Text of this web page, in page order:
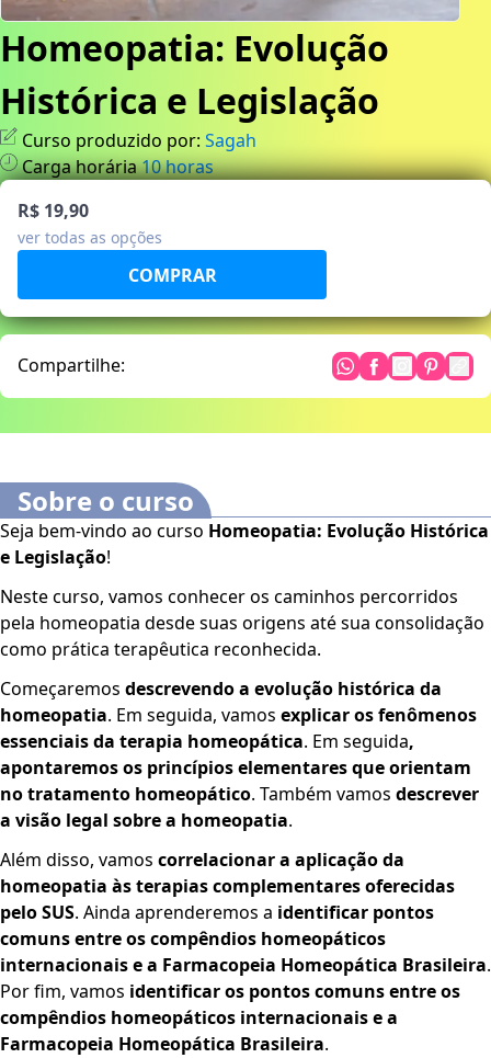
Homeopatia: Evolução
Histórica e Legislação
Curso produzido por: Sagah
Carga horária10horas
R$ 19,90
ver todas as opções
Compartilhe:
Sobre o curso
Seja bem-vindo ao curso Homeopatia: Evolução Histórica
e Legislação!
Neste curso, vamos conhecer os caminhos percorridos
pela homeopatia desde suas origens até sua consolidação
como prática terapêutica reconhecida.
Começaremos descrevendo a evolução histórica da
homeopatia. Em seguida, vamos explicar os fenômenos
essenciais da terapia homeopática. Em seguida,
apontaremos os princípios elementares que orientam
no tratamento homeopático. Também vamos descrever
a visão legal sobre a homeopatia.
Além disso, vamos correlacionar a aplicação da
homeopatia às terapias complementares oferecidas
pelo SUS. Ainda aprenderemos a identificar pontos
comuns entre os compêndios homeopáticos
internacionais e a Farmacopeia Homeopática Brasileira.
Por fim, vamos identificar os pontos comuns entre os
compêndios homeopáticos internacionais e a
Farmacopeia Homeopática Brasileira.